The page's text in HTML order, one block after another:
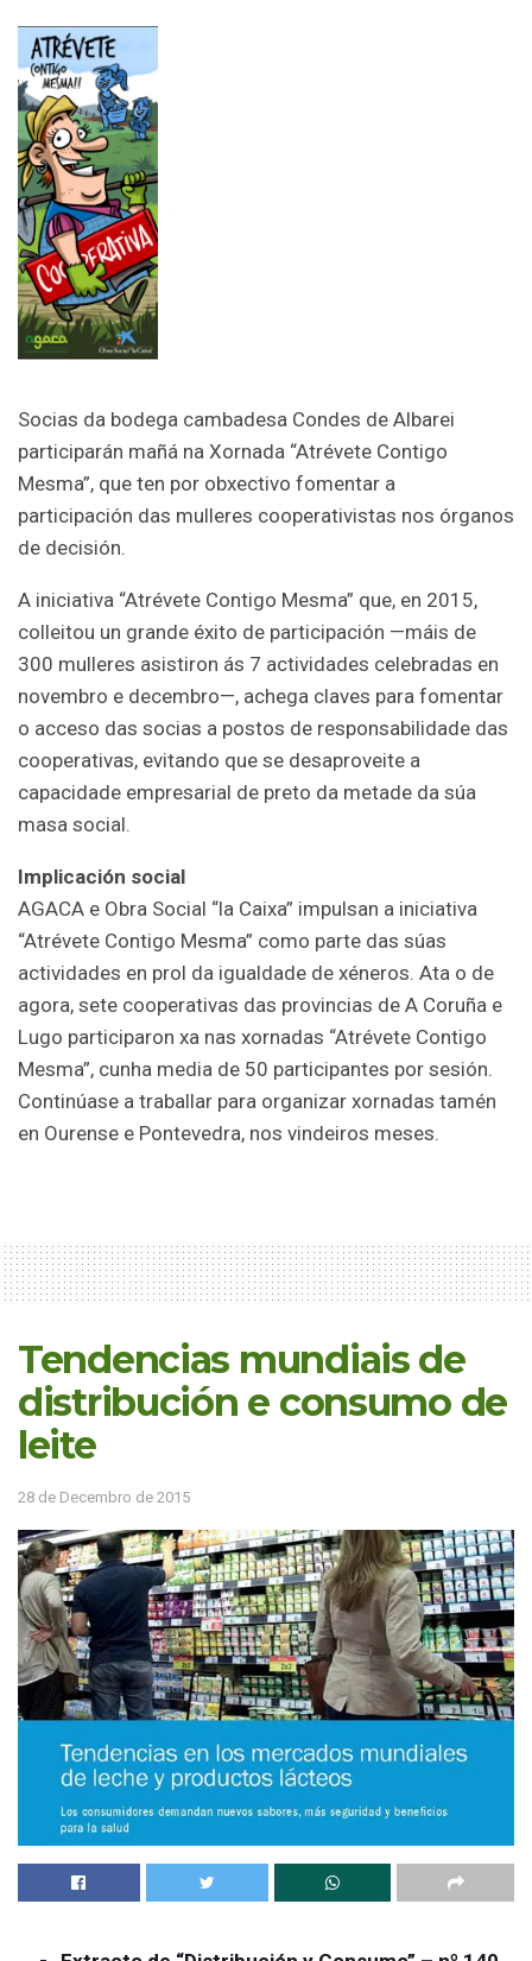
Socias da bodega cambadesa Condes de Albarei
participarán mañá na Xornada “Atrévete Contigo
Mesma”, que ten por obxectivo fomentar a
participación das mulleres cooperativistas nos órganos
de decisión.
A iniciativa “Atrévete Contigo Mesma” que, en 2015,
colleitou un grande éxito de participación —máis de
300 mulleres asistiron ás 7 actividades celebradas en
novembro e decembro—, achega claves para fomentar
o acceso das socias a postos de responsabilidade das
cooperativas, evitando que se desaproveite a
capacidade empresarial de preto da metade da súa
masa social.
Implicación social
AGACA e Obra Social “la Caixa” impulsan a iniciativa
“Atrévete Contigo Mesma” como parte das súas
actividades en prol da igualdade de xéneros. Ata o de
agora, sete cooperativas das provincias de A Coruña e
Lugo participaron xa nas xornadas “Atrévete Contigo
Mesma”, cunha media de 50 participantes por sesión.
Continúase a traballar para organizar xornadas tamén
en Ourense e Pontevedra, nos vindeiros meses.
Tendencias mundiais de
distribución e consumo de
leite
28 de Decembro de 2015